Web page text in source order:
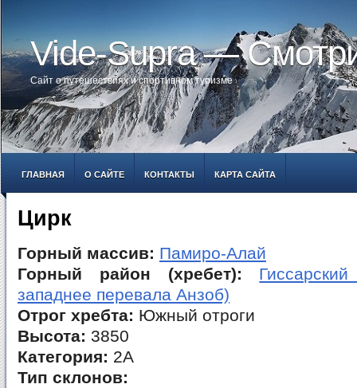
Vide-Supra —
Сайт о путешествиях и спортивном туризме
ГЛАВНАЯ О САЙТЕ КОНТАКТЫ КАРТА САЙТА
Цирк
Горный массив: Памиро-Алай
Горный район (хребет):
западнее перевала Анзоб)
Отрог хребта: Южный отроги
Высота: 3850
Категория: 2А
Тип склонов: